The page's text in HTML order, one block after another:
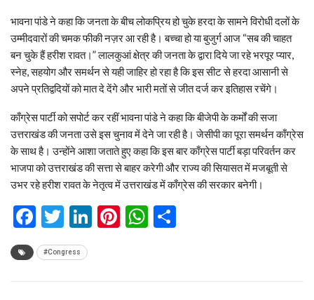
भावना पांडे ने कहा कि जनता के बीच लोकप्रिय हो चुके हरदा के सामने विरोधी दलों के
उम्मीदवारों की चमक फीकी नज़र आ रही है। बच्चा हो या बुजुर्ग आज “सब की चाहत
बन चुके हैं हरीश रावत।” लालकुआं क्षेत्र की जनता के द्वारा दिये जा रहे भरपूर प्यार,
स्नेह, सहयोग और समर्थन से यही जाहिर हो रहा है कि इस सीट से हरदा आसानी से
अपने प्रतिद्वदियों को मात दे देंगे और भारी मतों से जीत दर्ज कर इतिहास रचेंगे।
काँग्रेस पार्टी को सपोर्ट कर रहीं भावना पांडे ने कहा कि बीजेपी के कर्मों की सजा
उत्तराखंड की जनता उसे इस चुनाव में देने जा रही है। जेसीपी का पूरा समर्थन काँग्रेस
के साथ है। उन्होंने आशा जताते हुए कहा कि इस बार काँग्रेस पार्टी बड़ा परिवर्तन कर
भाजपा को उत्तराखंड की सत्ता से बाहर करेगी और राज्य की सियासत में मजबूती से
उभर रहे हरीश रावत के नेतृत्व में उत्तराखंड में काँग्रेस की सरकार बनेगी।
Facebook
Twitter
LinkedIn
Pinterest
WhatsApp
#Congress